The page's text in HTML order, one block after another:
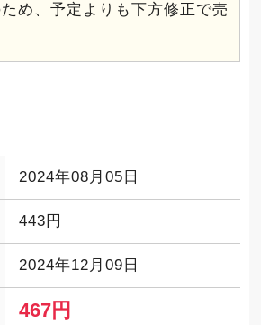
め、予定よりも下方修正で売
2024年08月05日
443円
2024年12月09日
467円